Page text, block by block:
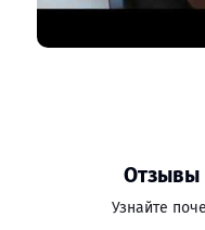
Отзывы
Узнайте